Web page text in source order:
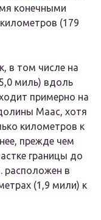
конечными
(179
в том числе на
миль) вдоль
примерно на
Маас, хотя
километров к
прежде чем
границы до
расположен в
(1,9 мили) к